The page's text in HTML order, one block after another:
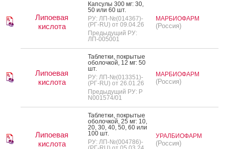
Липоевая
кислота
Кап­су­лы 300 мг: 30,
50 или 60 шт.
РУ: ЛП-№(014367)-
(РГ-RU) от 09.04.26
Предыдущий РУ:
ЛП-005001
МАРБИОФАРМ
(Россия)
Липоевая
кислота
Таб­летки, пок­ры­тые
обо­лоч­кой, 12 мг: 50
шт.
РУ: ЛП-№(013351)-
(РГ-RU) от 26.01.26
Предыдущий РУ: Р
N001574/01
МАРБИОФАРМ
(Россия)
Липоевая
кислота
Таб­летки, пок­ры­тые
обо­лоч­кой, 25 мг: 10,
20, 30, 40, 50, 60 или
100 шт.
РУ: ЛП-№(004786)-
УРАЛБИОФАРМ
(Россия)